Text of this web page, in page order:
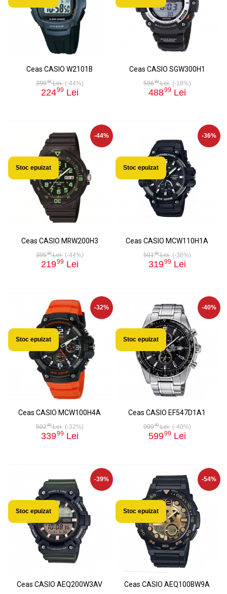
Ceas CASIO W2101B
39999Lei (-44%)
22499 Lei
Ceas CASIO SGW300H1
59699Lei (-18%)
48899 Lei
-44%
Stoc epuizat
Ceas CASIO MRW200H3
39599Lei (-44%)
21999 Lei
-36%
Stoc epuizat
Ceas CASIO MCW110H1A
50199Lei (-36%)
31999 Lei
-32%
Stoc epuizat
Ceas CASIO MCW100H4A
50299Lei (-32%)
33999 Lei
-40%
Stoc epuizat
Ceas CASIO EF547D1A1
99999Lei (-40%)
59999 Lei
-39%
Stoc epuizat
Ceas CASIO AEQ200W3AV
-54%
Stoc epuizat
Ceas CASIO AEQ100BW9A